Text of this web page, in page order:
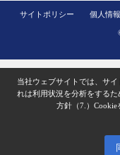
サイトポリシー 個人情
当社ウェブサイトでは、サ
れは利用状況を分析をするた
方針（7.） Cookie